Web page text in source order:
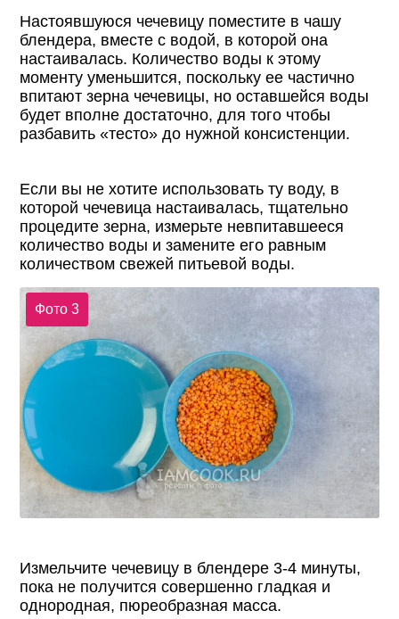
Настоявшуюся чечевицу поместите в чашу
блендера, вместе с водой, в которой она
настаивалась. Количество воды к этому
моменту уменьшится, поскольку ее частично
впитают зерна чечевицы, но оставшейся воды
будет вполне достаточно, для того чтобы
разбавить «тесто» до нужной консистенции.
Если вы не хотите использовать ту воду, в
которой чечевица настаивалась, тщательно
процедите зерна, измерьте невпитавшееся
количество воды и замените его равным
количеством свежей питьевой воды.
Фото 3
Измельчите чечевицу в блендере 3-4 минуты,
пока не получится совершенно гладкая и
однородная, пюреобразная масса.